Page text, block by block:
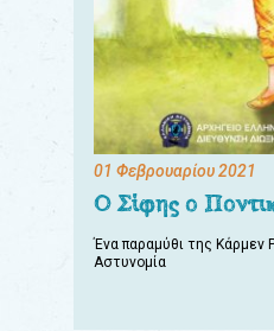
01 Φεβρουαρίου 2021
Ο Σίφης ο
Ένα παραμύθι της Κάρμεν
Αστυνομία